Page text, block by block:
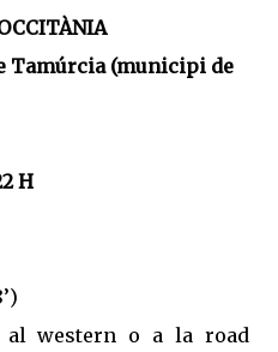
Tamúrcia (municipi de
H
western o a la road